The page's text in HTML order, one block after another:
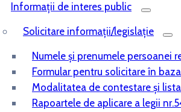
Informații de interes public
Solicitare informații/legislație
Numele și prenumele persoanei
Formular pentru solicitare în
Modalitatea de contestare și
Rapoartele de aplicare a legii